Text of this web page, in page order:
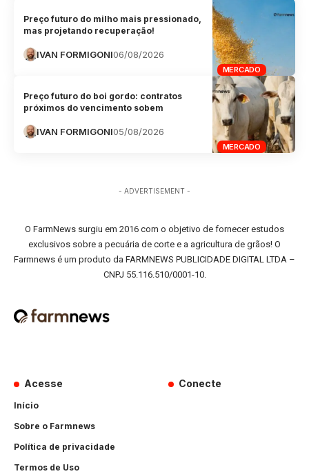
MERCADO
Preço futuro do milho mais pressionado,
mas projetando recuperação!
IVAN FORMIGONI06/08/2026
MERCADO
Preço futuro do boi gordo: contratos
próximos do vencimento sobem
IVAN FORMIGONI05/08/2026
- ADVERTISEMENT -
O FarmNews surgiu em 2016 com o objetivo de fornecer estudos
exclusivos sobre a pecuária de corte e a agricultura de grãos! O
Farmnews é um produto da FARMNEWS PUBLICIDADE DIGITAL LTDA –
CNPJ 55.116.510/0001-10.
Acesse
Início
Sobre o Farmnews
Política de privacidade
Termos de Uso
Conecte